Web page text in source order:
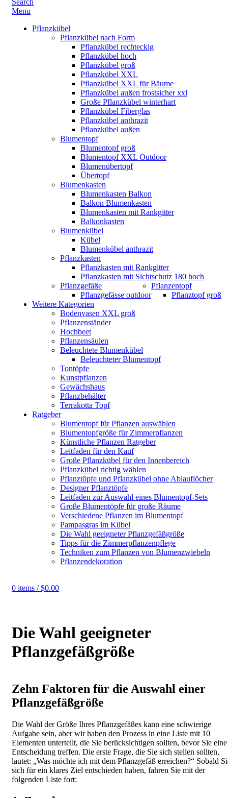
Search
Menu
Pflanzkübel
Pflanzkübel nach Form
Pflanzkübel rechteckig
Pflanzkübel hoch
Pflanzkübel groß
Pflanzkübel XXL
Pflanzkübel XXL für Bäume
Pflanzkübel außen frostsicher xxl
Große Pflanzkübel winterhart
Pflanzkübel Fiberglas
Pflanzkübel anthrazit
Pflanzkübel außen
Blumentopf
Blumentopf groß
Blumentopf XXL Outdoor
Blumenübertopf
Übertopf
Blumenkasten
Blumenkasten Balkon
Balkon Blumenkasten
Blumenkasten mit Rankgitter
Balkonkasten
Blumenkübel
Kübel
Blumenkübel anthrazit
Pflanzkasten
Pflanzkasten mit Rankgitter
Pflanzkasten mit Sichtschutz 180 hoch
Pflanzgefäße
Pflanzgefässe outdoor
Pflanzentopf
Pflanztopf groß
Weitere Kategorien
Bodenvasen XXL groß
Pflanzenständer
Hochbeet
Pflanzensäulen
Beleuchtete Blumenkübel
Beleuchteter Blumentopf
Tontöpfe
Kunstpflanzen
Gewächshaus
Pflanzbehälter
Terrakotta Topf
Ratgeber
Blumentopf für Pflanzen auswählen
Blumentopfgröße für Zimmerpflanzen
Künstliche Pflanzen Ratgeber
Leitfaden für den Kauf
Große Pflanzkübel für den Innenbereich
Pflanzkübel richtig wählen
Pflanztöpfe und Pflanzkübel ohne Ablauflöcher
Designer Pflanztöpfe
Leitfaden zur Auswahl eines Blumentopf-Sets
Große Blumentöpfe für große Räume
Verschiedene Pflanzen im Blumentopf
Pampasgras im Kübel
Die Wahl geeigneter Pflanzgefäßgröße
Tipps für die Zimmerpflanzenpflege
Techniken zum Pflanzen von Blumenzwiebeln
Pflanzendekoration
0 items / $0.00
Die Wahl geeigneter
Pflanzgefäßgröße
Zehn Faktoren für die Auswahl einer
Pflanzgefäßgröße
Die Wahl der Größe Ihres Pflanzgefäßes kann eine schwierige
Aufgabe sein, aber wir haben den Prozess in eine Liste mit 10
Elementen unterteilt, die Sie berücksichtigen sollten, bevor Sie eine
Entscheidung treffen. Die erste Frage, die Sie sich stellen sollten,
lautet: „Was möchte ich mit dem Pflanzgefäß erreichen?“ Sobald
sich für ein klares Ziel entschieden haben, fahren Sie mit der
folgenden Liste fort: